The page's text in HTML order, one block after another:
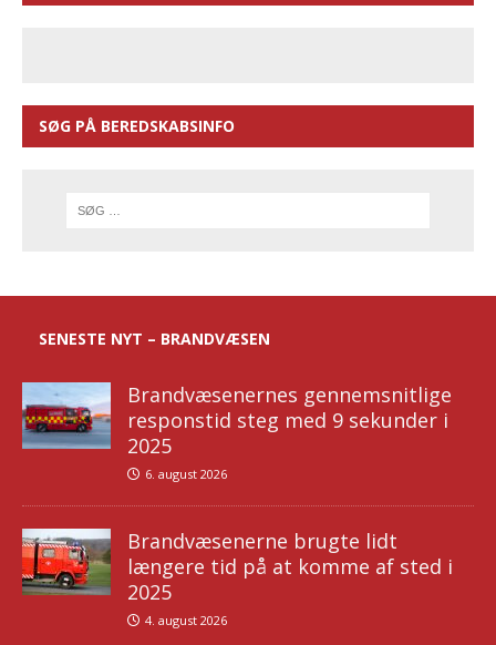
SØG PÅ BEREDSKABSINFO
SENESTE NYT – BRANDVÆSEN
Brandvæsenernes gennemsnitlige
responstid steg med 9 sekunder i
2025
6. august 2026
Brandvæsenerne brugte lidt
længere tid på at komme af sted i
2025
4. august 2026